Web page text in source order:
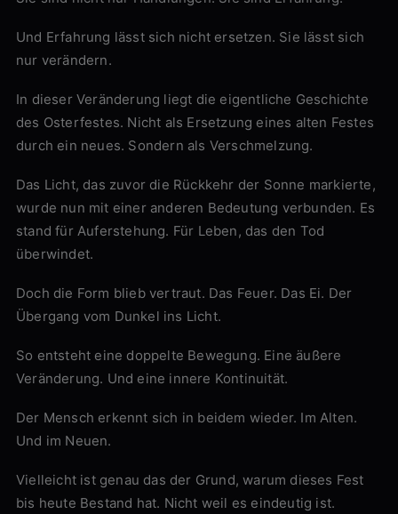
Und Erfahrung lässt sich nicht ersetzen. Sie lässt sich
nur verändern.
In dieser Veränderung liegt die eigentliche Geschichte
des Osterfestes. Nicht als Ersetzung eines alten Festes
durch ein neues. Sondern als Verschmelzung.
Das Licht, das zuvor die Rückkehr der Sonne markierte,
wurde nun mit einer anderen Bedeutung verbunden. Es
stand für Auferstehung. Für Leben, das den Tod
überwindet.
Doch die Form blieb vertraut. Das Feuer. Das Ei. Der
Übergang vom Dunkel ins Licht.
So entsteht eine doppelte Bewegung. Eine äußere
Veränderung. Und eine innere Kontinuität.
Der Mensch erkennt sich in beidem wieder. Im Alten.
Und im Neuen.
Vielleicht ist genau das der Grund, warum dieses Fest
bis heute Bestand hat. Nicht weil es eindeutig ist.